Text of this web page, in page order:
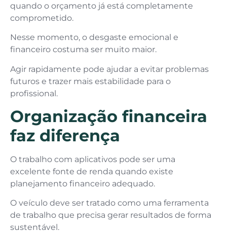
quando o orçamento já está completamente
comprometido.
Nesse momento, o desgaste emocional e
financeiro costuma ser muito maior.
Agir rapidamente pode ajudar a evitar problemas
futuros e trazer mais estabilidade para o
profissional.
Organização financeira
faz diferença
O trabalho com aplicativos pode ser uma
excelente fonte de renda quando existe
planejamento financeiro adequado.
O veículo deve ser tratado como uma ferramenta
de trabalho que precisa gerar resultados de forma
sustentável.